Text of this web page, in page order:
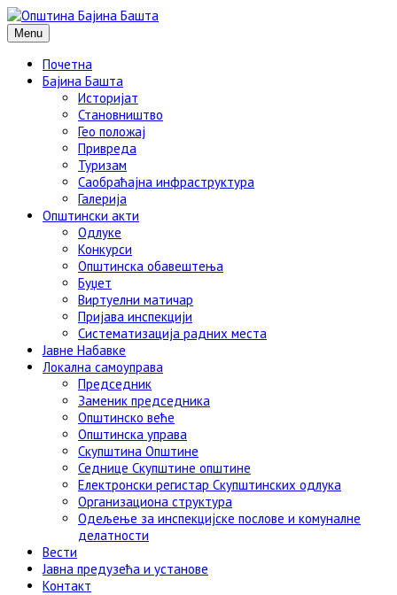
Menu
Почетна
Бајина Башта
Историјат
Становништво
Гео положај
Привреда
Туризам
Саобраћајна инфраструктура
Галерија
Општински акти
Одлуке
Конкурси
Општинска обавештења
Буџет
Виртуелни матичар
Пријава инспекцији
Систематизација радних места
Јавне Набавке
Локална самоуправа
Председник
Заменик председника
Општинско веће
Општинска управа
Скупштина Општине
Седнице Скупштине општине
Електронски регистар Скупштинских одлука
Организациона структура
Одељење за инспекцијске послове и комуналне
делатности
Вести
Јавна предузећа и установе
Контакт